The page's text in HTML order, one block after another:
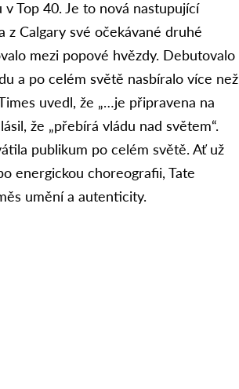
Top 40. Je to nová nastupující
z Calgary své očekávané druhé
mezi popové hvězdy. Debutovalo
a po celém světě nasbíralo více než
uvedl, že „…je připravena na
že „přebírá vládu nad světem“.
publikum po celém světě. Ať už
energickou choreografii, Tate
umění a autenticity.